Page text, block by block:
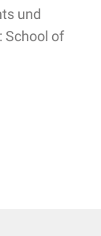
und
School of